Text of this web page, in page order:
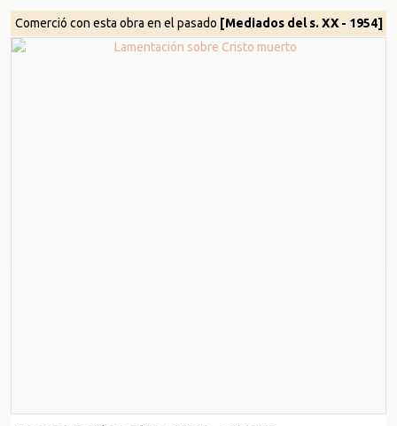
Comerció con esta obra en el pasado [Mediados del s. XX - 1954]